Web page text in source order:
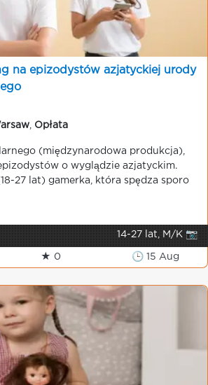
na epizodystów azjatyckiej urody
Opłata
(międzynarodowa produkcja),
o wyglądzie azjatyckim.
27 lat) gamerka, która spędza sporo
14-27 lat, M/K 📷
★ 0 🕒 15 Aug